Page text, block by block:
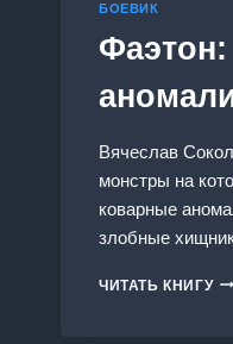
БОЕВИК
Вячеслав
монстры на
коварные
злобные
ЧИТАТЬ КНИГУ